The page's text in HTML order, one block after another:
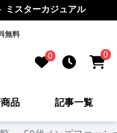
ミスターカジュアル
無料
0 0
品 記事一覧